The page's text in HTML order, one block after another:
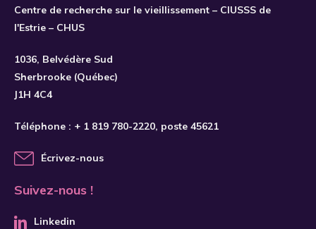
2022
2024
2025
Centre de recherche sur le vieillissement – CIUSSS de
l'Estrie – CHUS
1036, Belvédère Sud
Sherbrooke (Québec)
J1H 4C4
Téléphone : + 1 819 780-2220, poste 45621
Écrivez-nous
Suivez-nous !
Linkedin